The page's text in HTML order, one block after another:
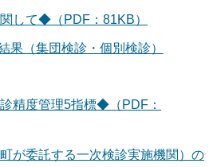
して◆（PDF：81KB）
果（集団検診・個別検診）
精度管理5指標◆（PDF：
が委託する一次検診実施機関）の